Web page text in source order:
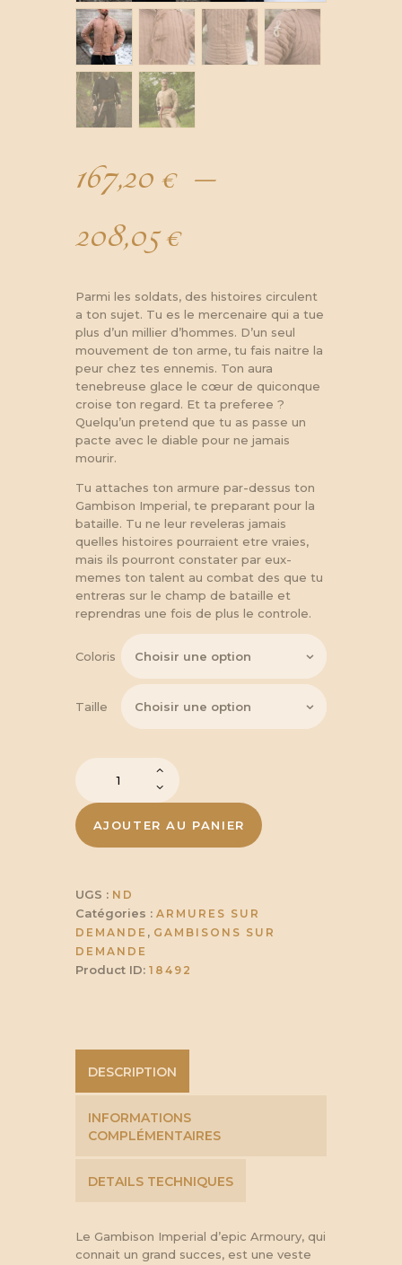
167,20€ –
208,05€
de
prix :
167,20 €
208,05 €
Parmi les soldats, des histoires circulent
a ton sujet. Tu es le mercenaire qui a tue
plus d’un millier d’hommes. D’un seul
mouvement de ton arme, tu fais naitre la
peur chez tes ennemis. Ton aura
tenebreuse glace le cœur de quiconque
croise ton regard. Et ta preferee ?
Quelqu’un pretend que tu as passe un
pacte avec le diable pour ne jamais
mourir.
Tu attaches ton armure par-dessus ton
Gambison Imperial, te preparant pour la
bataille. Tu ne leur reveleras jamais
quelles histoires pourraient etre vraies,
mais ils pourront constater par eux-
memes ton talent au combat des que tu
entreras sur le champ de bataille et
reprendras une fois de plus le controle.
Coloris
Taille
quantité
de
Gambison
imperial
AJOUTER AU PANIER
UGS : ND
Catégories : ARMURES SUR
DEMANDE , GAMBISONS SUR
DEMANDE
Product ID: 18492
DESCRIPTION
INFORMATIONS
COMPLÉMENTAIRES
DETAILS TECHNIQUES
Le Gambison Imperial d’epic Armoury, qui
connait un grand succes, est une veste